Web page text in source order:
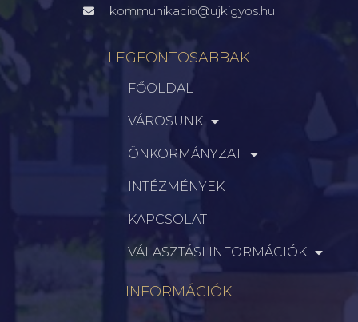
kommunikacio@ujkigyos.hu
LEGFONTOSABBAK
FŐOLDAL
VÁROSUNK
ÖNKORMÁNYZAT
INTÉZMÉNYEK
KAPCSOLAT
VÁLASZTÁSI INFORMÁCIÓK
INFORMÁCIÓK